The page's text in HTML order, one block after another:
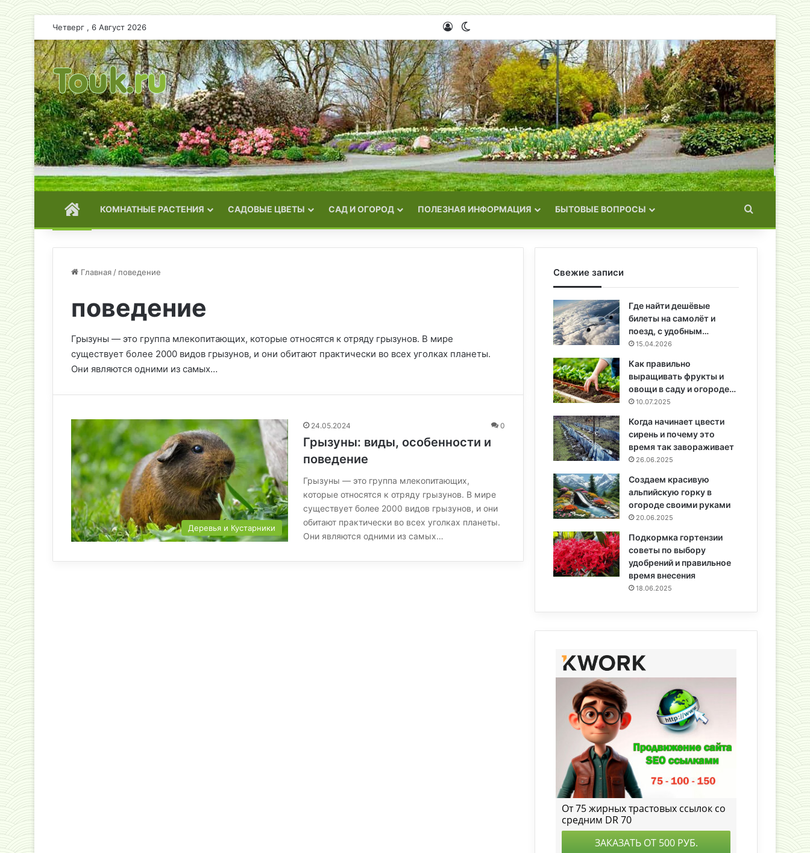
Четверг , 6 Август 2026 Войти
ГЛАВНАЯКОМНАТНЫЕ РАСТЕНИЯ САДОВЫЕ ЦВЕТЫ САД И ОГОРОД ПОЛЕЗНАЯ ИНФОРМАЦИЯ БЫТОВЫЕ ВОПРОСЫ Искать
Главная / поведение
поведение
Грызуны — это группа млекопитающих, которые относятся к отряду грызунов. В мире
существует более 2000 видов грызунов, и они обитают практически во всех уголках планеты.
Они являются одними из самых…
Деревья и Кустарники
24.05.2024 0
Грызуны: виды, особенности и
поведение
Грызуны — это группа млекопитающих,
которые относятся к отряду грызунов. В мире
существует более 2000 видов грызунов, и они
обитают практически во всех уголках планеты.
Они являются одними из самых…
Свежие записи
Где найти дешёвые
билеты на самолёт и
поезд, с удобным…
15.04.2026
Как правильно
выращивать фрукты и
овощи в саду и огороде…
10.07.2025
Когда начинает цвести
сирень и почему это
время так завораживает
26.06.2025
Создаем красивую
альпийскую горку в
огороде своими руками
20.06.2025
Подкормка гортензии
советы по выбору
удобрений и правильное
время внесения
18.06.2025